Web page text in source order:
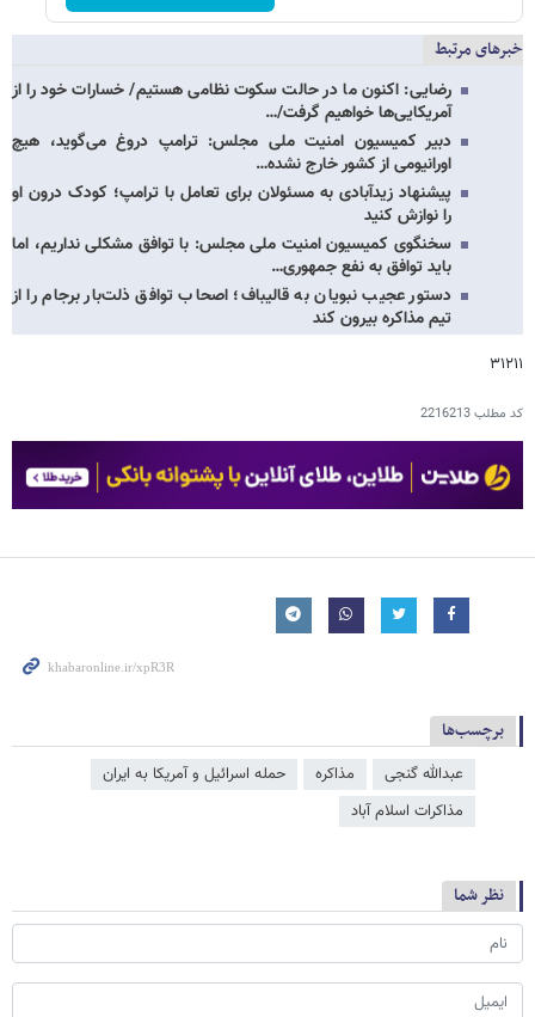
خبرهای مرتبط
رضایی: اکنون ما در حالت سکوت نظامی هستیم/ خسارات خود را از
آمریکایی‌ها خواهیم گرفت/…
دبیر کمیسیون امنیت ملی مجلس: ترامپ دروغ می‌گوید، هیچ
اورانیومی از کشور خارج نشده…
پیشنهاد زیدآبادی به مسئولان برای تعامل با ترامپ؛ کودک درون او
را نوازش کنید
سخنگوی کمیسیون امنیت ملی مجلس: با توافق مشکلی نداریم، اما
باید توافق به نفع جمهوری…
دستور عجیب نبویان به قالیباف؛ اصحاب توافق ذلت‌بار برجام را از
تیم مذاکره بیرون کند
۳۱۲۱۱
کد مطلب2216213
برچسب‌ها
عبدالله گنجی مذاکره
حمله اسرائیل و آمریکا به ایران
مذاکرات اسلام آباد
نظر شما